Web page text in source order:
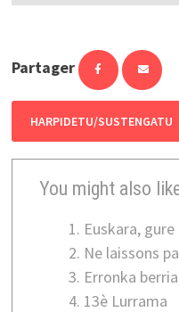
Partager
HARPIDETU/SUSTENGATU
You might also
Euskara, gure
Ne laissons
Erronka
13è Lurrama